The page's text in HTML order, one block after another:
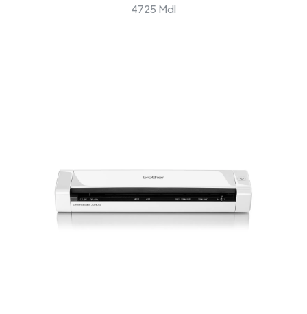
4725 Mdl